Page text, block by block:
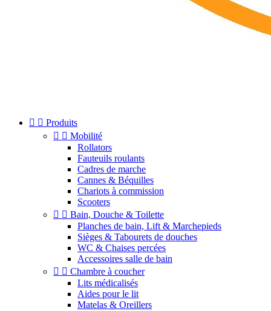
  Produits
  Mobilité
Rollators
Fauteuils roulants
Cadres de marche
Cannes & Béquilles
Chariots à commission
Scooters
  Bain, Douche & Toilette
Planches de bain, Lift & Marchepieds
Sièges & Tabourets de douches
WC & Chaises percées
Accessoires salle de bain
  Chambre à coucher
Lits médicalisés
Aides pour le lit
Matelas & Oreillers